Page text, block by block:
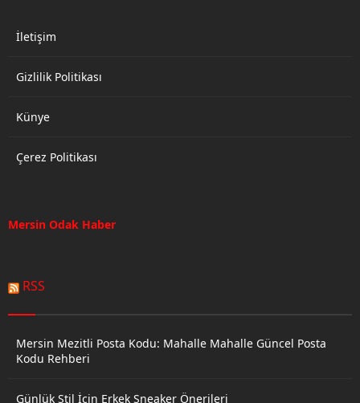
İletişim
Gizlilik Politikası
Künye
Çerez Politikası
Mersin Odak Haber
RSS
Mersin Mezitli Posta Kodu: Mahalle Mahalle Güncel Posta
Kodu Rehberi
Günlük Stil İçin Erkek Sneaker Önerileri